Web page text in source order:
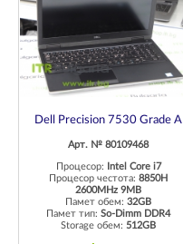
Dell Precision 7530 Grade A
Арт. № 80109468
Процесор:
Intel Core i7
Процесор честота:8850H
2600MHz 9MB
Памет обем:32GB
Памет тип:So-Dimm DDR4
Storage обем: 512GB